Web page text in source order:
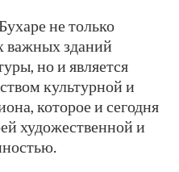
не только
важных зданий
но и является
культурной и
которое и сегодня
художественной и